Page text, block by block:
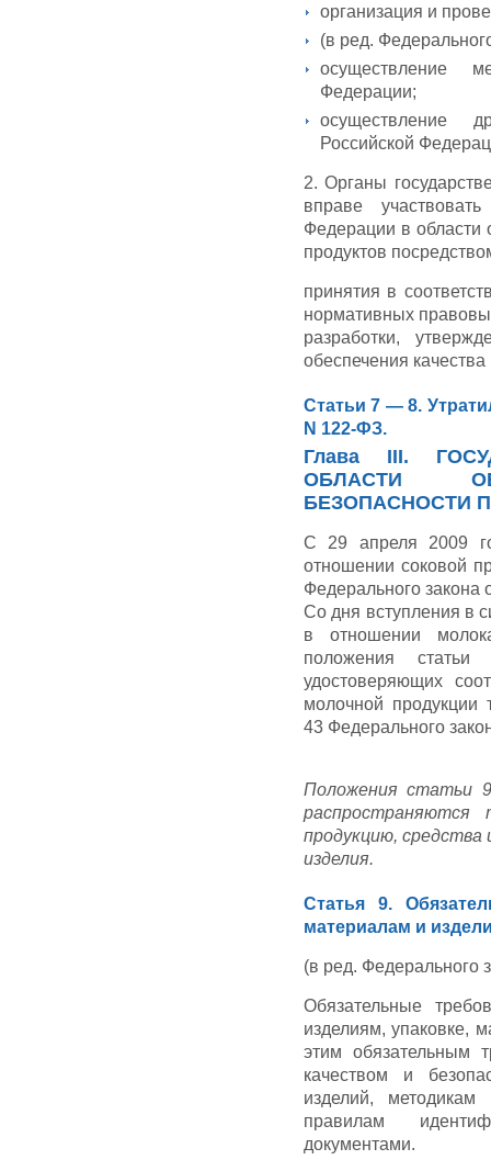
организация и
(в ред.
осуществление
Федерации;
осуществление
Российской
2. Органы
вправе
Федерации в области
продуктов
принятия в
нормативных
разработки,
обеспечения
Статьи 7 — 8.
N 122-ФЗ.
Глава III.
ОБЛАСТИ
БЕЗОПАСНОСТИ
С 29 апреля 2009
отношении соковой
Федерального закона
Со дня вступления в
в отношении
положения
удостоверяющих
молочной продукции
43 Федерального
Положения статьи
продукцию,
изделия.
Статья 9.
материалам и
(в ред. Федерального
Обязательные
изделиям, упаковке,
этим обязательным
качеством и
изделий,
правилам
документами.